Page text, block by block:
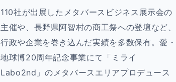
110社が出展したメタバースビジネス展示会の
主催や、長野県阿智村の商工祭への登壇など、
行政や企業を巻き込んだ実績を多数保有。愛・
地球博20周年記念事業にて「ミライ
Labo2nd」のメタバースエリアプロデュース